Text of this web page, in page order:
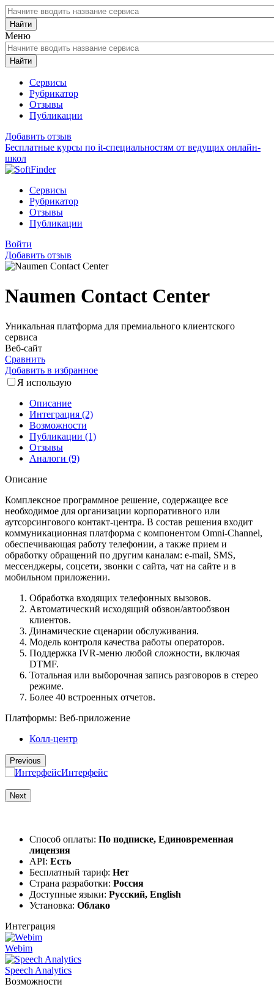
Найти
Меню
Найти
Сервисы
Рубрикатор
Отзывы
Публикации
Добавить отзыв
Бесплатные курсы по it-специальностям от ведущих онлайн-
школ
Сервисы
Рубрикатор
Отзывы
Публикации
Войти
Добавить отзыв
Naumen Contact Center
Уникальная платформа для премиального клиентского
сервиса
Веб-сайт
Сравнить
Добавить в избранное
Я использую
Описание
Интеграция (2)
Возможности
Публикации (1)
Отзывы
Аналоги (9)
Описание
Комплексное программное решение, содержащее все
необходимое для организации корпоративного или
аутсорсингового контакт-центра. В состав решения входит
коммуникационная платформа с компонентом Omni-Channel,
обеспечивающая работу телефонии, а также прием и
обработку обращений по другим каналам: e-mail, SMS,
мессенджеры, соцсети, звонки с сайта, чат на сайте и в
мобильном приложении.
Обработка входящих телефонных вызовов.
Автоматический исходящий обзвон/автообзвон
клиентов.
Динамические сценарии обслуживания.
Модель контроля качества работы операторов.
Поддержка IVR-меню любой сложности, включая
DTMF.
Тотальная или выборочная запись разговоров в стерео
режиме.
Более 40 встроенных отчетов.
Платформы: Веб-приложение
Колл-центр
Previous
Интерфейс
Next
Способ оплаты: По подписке, Единовременная
лицензия
API: Есть
Бесплатный тариф: Нет
Страна разработки: Россия
Доступные языки: Русский, English
Установка: Облако
Интеграция
Webim
Speech Analytics
Возможности